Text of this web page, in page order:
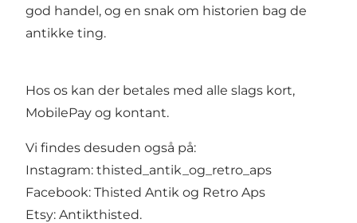
god handel, og en snak om historien bag de
antikke ting.
Hos os kan der betales med alle slags kort,
MobilePay og kontant.
Vi findes desuden også på:
Instagram: thisted_antik_og_retro_aps
Facebook: Thisted Antik og Retro Aps
Etsy: Antikthisted.